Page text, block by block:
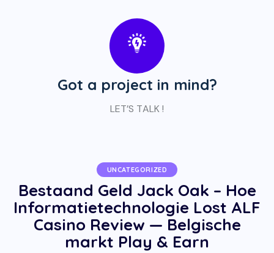
Got a project in mind?
LET’S TALK !
UNCATEGORIZED
Bestaand Geld Jack Oak – Hoe
Informatietechnologie Lost ALF
Casino Review — Belgische
markt Play & Earn